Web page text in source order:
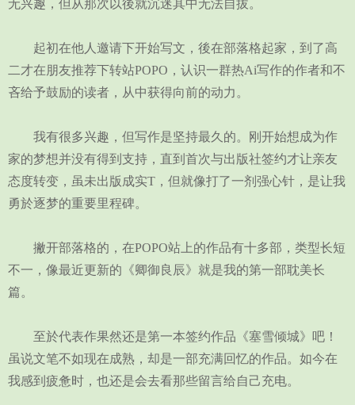
无兴趣，但从那次以後就沉迷其中无法自拔。
起初在他人邀请下开始写文，後在部落格起家，到了高
二才在朋友推荐下转站POPO，认识一群热Ai写作的作者和不
吝给予鼓励的读者，从中获得向前的动力。
我有很多兴趣，但写作是坚持最久的。刚开始想成为作
家的梦想并没有得到支持，直到首次与出版社签约才让亲友
态度转变，虽未出版成实T，但就像打了一剂强心针，是让我
勇於逐梦的重要里程碑。
撇开部落格的，在POPO站上的作品有十多部，类型长短
不一，像最近更新的《卿御良辰》就是我的第一部耽美长
篇。
至於代表作果然还是第一本签约作品《塞雪倾城》吧！
虽说文笔不如现在成熟，却是一部充满回忆的作品。如今在
我感到疲惫时，也还是会去看那些留言给自己充电。